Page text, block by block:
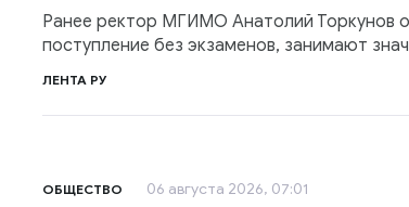
Ранее ректор МГИМО Анатолий Торкунов
поступление без экзаменов, занимают
ЛЕНТА РУ
ОБЩЕСТВО 06 августа 2026, 07:01